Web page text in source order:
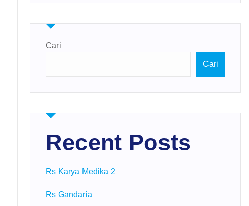
Cari
Cari
Recent Posts
Rs Karya Medika 2
Rs Gandaria